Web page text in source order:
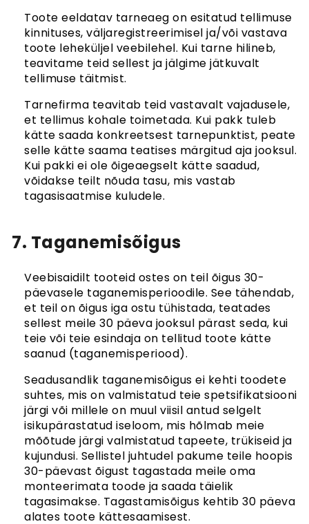
Toote eeldatav tarneaeg on esitatud tellimuse
kinnituses, väljaregistreerimisel ja/või vastava
toote leheküljel veebilehel. Kui tarne hilineb,
teavitame teid sellest ja jälgime jätkuvalt
tellimuse täitmist.
Tarnefirma teavitab teid vastavalt vajadusele,
et tellimus kohale toimetada. Kui pakk tuleb
kätte saada konkreetsest tarnepunktist, peate
selle kätte saama teatises märgitud aja jooksul.
Kui pakki ei ole õigeaegselt kätte saadud,
võidakse teilt nõuda tasu, mis vastab
tagasisaatmise kuludele.
7. Taganemisõigus
Veebisaidilt tooteid ostes on teil õigus 30-
päevasele taganemisperioodile. See tähendab,
et teil on õigus iga ostu tühistada, teatades
sellest meile 30 päeva jooksul pärast seda, kui
teie või teie esindaja on tellitud toote kätte
saanud (taganemisperiood).
Seadusandlik taganemisõigus ei kehti toodete
suhtes, mis on valmistatud teie spetsifikatsiooni
järgi või millele on muul viisil antud selgelt
isikupärastatud iseloom, mis hõlmab meie
mõõtude järgi valmistatud tapeete, trükiseid ja
kujundusi. Sellistel juhtudel pakume teile hoopis
30-päevast õigust tagastada meile oma
monteerimata toode ja saada täielik
tagasimakse. Tagastamisõigus kehtib 30 päeva
alates toote kättesaamisest.